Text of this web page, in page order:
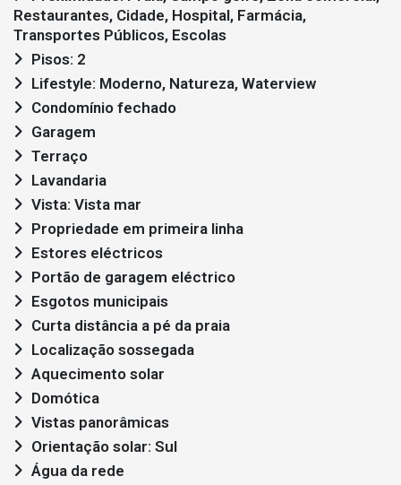
Restaurantes, Cidade, Hospital, Farmácia,
Transportes Públicos, Escolas
Pisos: 2
Lifestyle: Moderno, Natureza, Waterview
Condomínio fechado
Garagem
Terraço
Lavandaria
Vista: Vista mar
Propriedade em primeira linha
Estores eléctricos
Portão de garagem eléctrico
Esgotos municipais
Curta distância a pé da praia
Localização sossegada
Aquecimento solar
Domótica
Vistas panorâmicas
Orientação solar: Sul
Água da rede